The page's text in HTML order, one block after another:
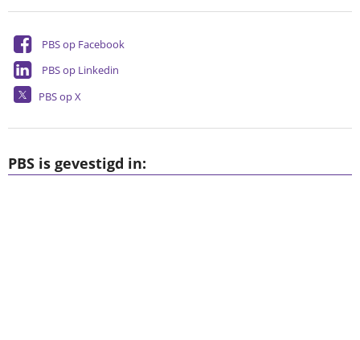
PBS op Facebook
PBS op Linkedin
PBS op X
PBS is gevestigd in: